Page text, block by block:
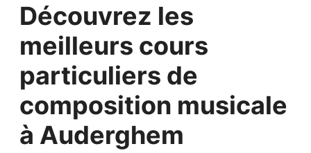
Découvrez les
meilleurs cours
particuliers de
composition musicale
à Auderghem